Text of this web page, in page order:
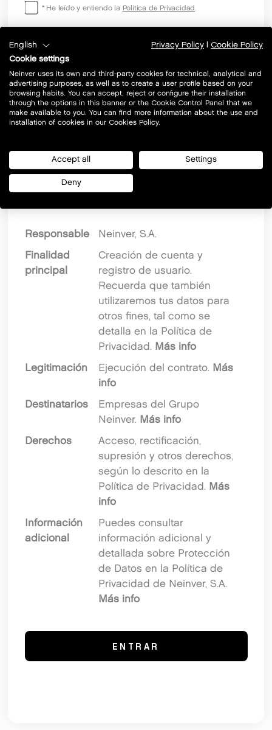
* He leído y entiendo la Política de Privacidad .
Acepto recibir comunicaciones comerciales personalizadas
de Neinver, S.A., propias y de productos o servicios de
terceros relativos a sectores de mi interés / sector textil y
restauración por correo postal, correo electrónico y otras vías de
comunicación electrónica equivalentes.
INFORMACIÓN BÁSICA SOBRE
Responsable Neinver, S.A.
Finalidad
principal
Creación de cuenta y
registro de usuario.
Recuerda que también
utilizaremos tus datos para
otros fines, tal como se
detalla en la Política de
Privacidad. Más info
Legitimación Ejecución del contrato. Más
info
Destinatarios
Empresas del Grupo
Neinver. Más info
Derechos
Acceso, rectificación,
supresión y otros derechos,
según lo descrito en la
Política de Privacidad. Más
info
Información
adicional
Puedes consultar
información adicional y
detallada sobre Protección
de Datos en la Política de
Privacidad de Neinver, S.A.
Más info
English Privacy Policy
Cookie Policy
Cookie settings
Neinver uses its own and third-party cookies for technical, analytical and
advertising purposes, as well as to create a user profile based on your
browsing habits. You can accept, reject or configure their installation
through the options in this banner or the Cookie Control Panel that we
make available to you. You can find more information about the use and
installation of cookies in our Cookies Policy.
Accept all Settings
Deny